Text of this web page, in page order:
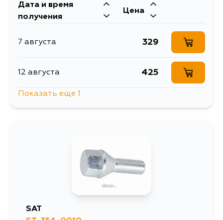
Дата и время
получения
Цена
7 августа 329
12 августа 425
Показать еще 1
SAT